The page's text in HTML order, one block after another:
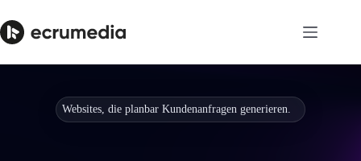
Websites, die planbar Kundenanfragen generieren.